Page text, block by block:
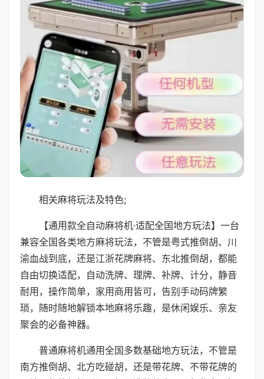
相关麻将玩法及特色;
【通用款全自动麻将机·适配全国地方玩法】一台
兼容全国各类地方麻将玩法，不管是粤式推倒胡、川
渝血战到底，还是江浙花牌麻将、东北推倒胡，都能
自由切换适配，自动洗牌、理牌、补牌、计分，静音
耐用，操作简单，家用商用皆可，告别手动码牌繁
琐，随时随地解锁本地麻将乐趣，是休闲娱乐、亲友
聚会的必备神器。
普通麻将机通用全国多数基础地方玩法，不管是
南方推倒胡、北方吃碰胡，还是带花牌、不带花牌的